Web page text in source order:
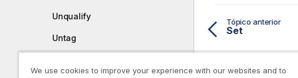
Unqualify
Untag
Tópico anterior
Set
We use cookies to improve your experience with our websites and to